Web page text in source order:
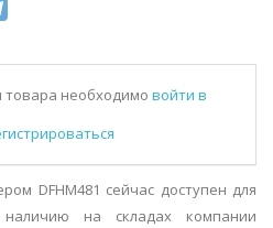
товара необходимо войти в
DFHM481 сейчас доступен для
на складах компании